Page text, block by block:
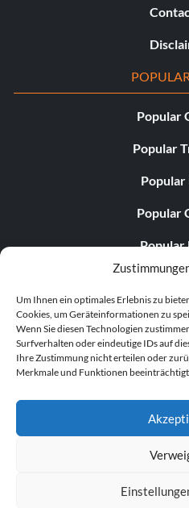
Um Ihnen ein optimales Erlebnis zu
Cookies, um Geräteinformationen zu
Wenn Sie diesen Technologien
Surfverhalten oder eindeutige IDs auf
Ihre Zustimmung nicht erteilen oder
Merkmale und Funktionen
Popular
Popular
Popular
Popular
Popular
Popular
Popular
LATEST
© 1998–2026